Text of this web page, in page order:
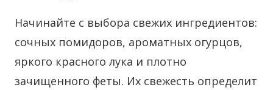
Начинайте с выбора свежих ингредиентов:
сочных помидоров, ароматных огурцов,
яркого красного лука и плотно
зачищенного феты. Их свежесть определит